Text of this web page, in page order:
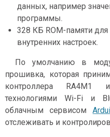
данных, например
программы.
328 КБ ROM-памяти
внутренних настроек.
По умолчанию в
прошивка, которая
контроллера RA4M1
технологиями Wi-Fi и
облачным сервисом
отслеживать и